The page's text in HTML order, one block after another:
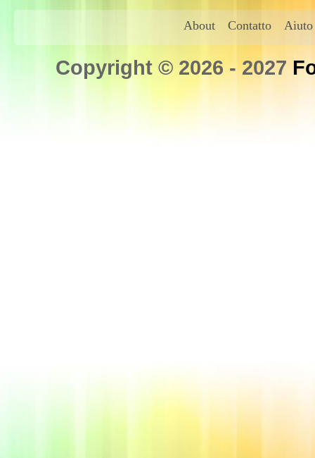
About Contatto Aiuto
Copyright © 2026 - 2027